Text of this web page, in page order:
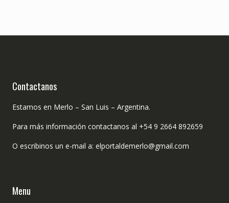
Contactanos
Estamos en Merlo – San Luis – Argentina.
Para más información contactanos al +54 9 2664 892659
O escribinos un e-mail a: elportaldemerlo@gmail.com
Menu